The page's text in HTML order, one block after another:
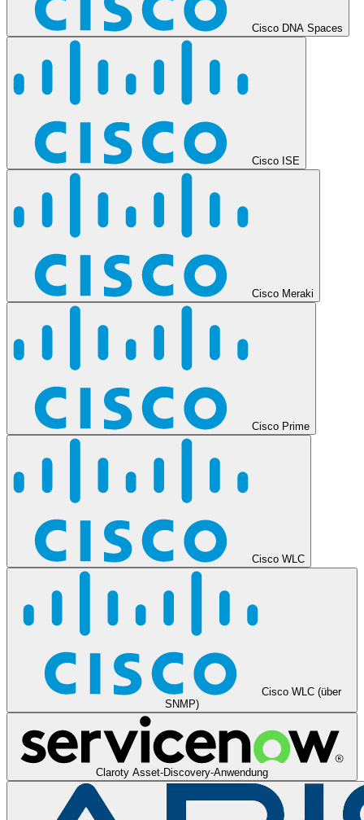
Cisco DNA Spaces
Cisco ISE
Cisco Meraki
Cisco Prime
Cisco WLC
Cisco WLC (über
SNMP)
Claroty Asset-Discovery-Anwendung